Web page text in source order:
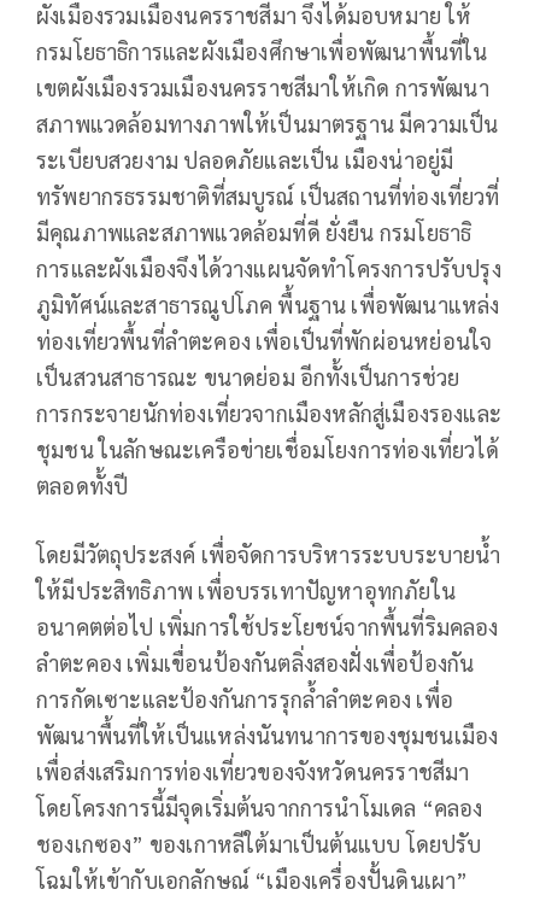
ผังเมืองรวมเมืองนครราชสีมา จึงได้มอบหมาย ให้
กรมโยธาธิการและผังเมืองศึกษาเพื่อพัฒนาพื้นที่ใน
เขตผังเมืองรวมเมืองนครราชสีมาให้เกิด การพัฒนา
สภาพแวดล้อมทางภาพให้เป็นมาตรฐาน มีความเป็น
ระเบียบสวยงาม ปลอดภัยและเป็น เมืองน่าอยู่มี
ทรัพยากรธรรมชาติที่สมบูรณ์ เป็นสถานที่ท่องเที่ยวที่
มีคุณภาพและสภาพแวดล้อมที่ดี ยั่งยืน กรมโยธาธิ
การและผังเมืองจึงได้วางแผนจัดทำโครงการปรับปรุง
ภูมิทัศน์และสาธารณูปโภค พื้นฐาน เพื่อพัฒนาแหล่ง
ท่องเที่ยวพื้นที่ลำตะคอง เพื่อเป็นที่พักผ่อนหย่อนใจ
เป็นสวนสาธารณะ ขนาดย่อม อีกทั้งเป็นการช่วย
การกระจายนักท่องเที่ยวจากเมืองหลักสู่เมืองรองและ
ชุมชน ในลักษณะเครือข่ายเชื่อมโยงการท่องเที่ยวได้
ตลอดทั้งปี
โดยมีวัตถุประสงค์ เพื่อจัดการบริหารระบบระบายน้ำ
ให้มีประสิทธิภาพ เพื่อบรรเทาปัญหาอุทกภัยใน
อนาคตต่อไป เพิ่มการใช้ประโยชน์จากพื้นที่ริมคลอง
ลำตะคอง เพิ่มเขื่อนป้องกันตลิ่งสองฝั่งเพื่อป้องกัน
การกัดเซาะและป้องกันการรุกล้ำลำตะคอง เพื่อ
พัฒนาพื้นที่ให้เป็นแหล่งนันทนาการของชุมชนเมือง
เพื่อส่งเสริมการท่องเที่ยวของจังหวัดนครราชสีมา
โดยโครงการนี้มีจุดเริ่มต้นจากการนำโมเดล “คลอง
ชองเกซอง” ของเกาหลีใต้มาเป็นต้นแบบ โดยปรับ
โฉมให้เข้ากับเอกลักษณ์ “เมืองเครื่องปั้นดินเผา”